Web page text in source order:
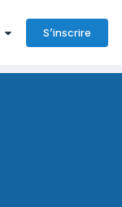
S’inscrire